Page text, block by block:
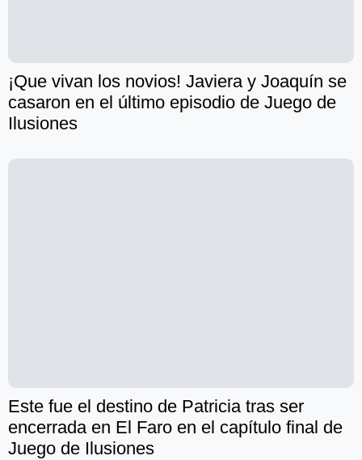
¡Que vivan los novios! Javiera y Joaquín se
casaron en el último episodio de Juego de
Ilusiones
Este fue el destino de Patricia tras ser
encerrada en El Faro en el capítulo final de
Juego de Ilusiones